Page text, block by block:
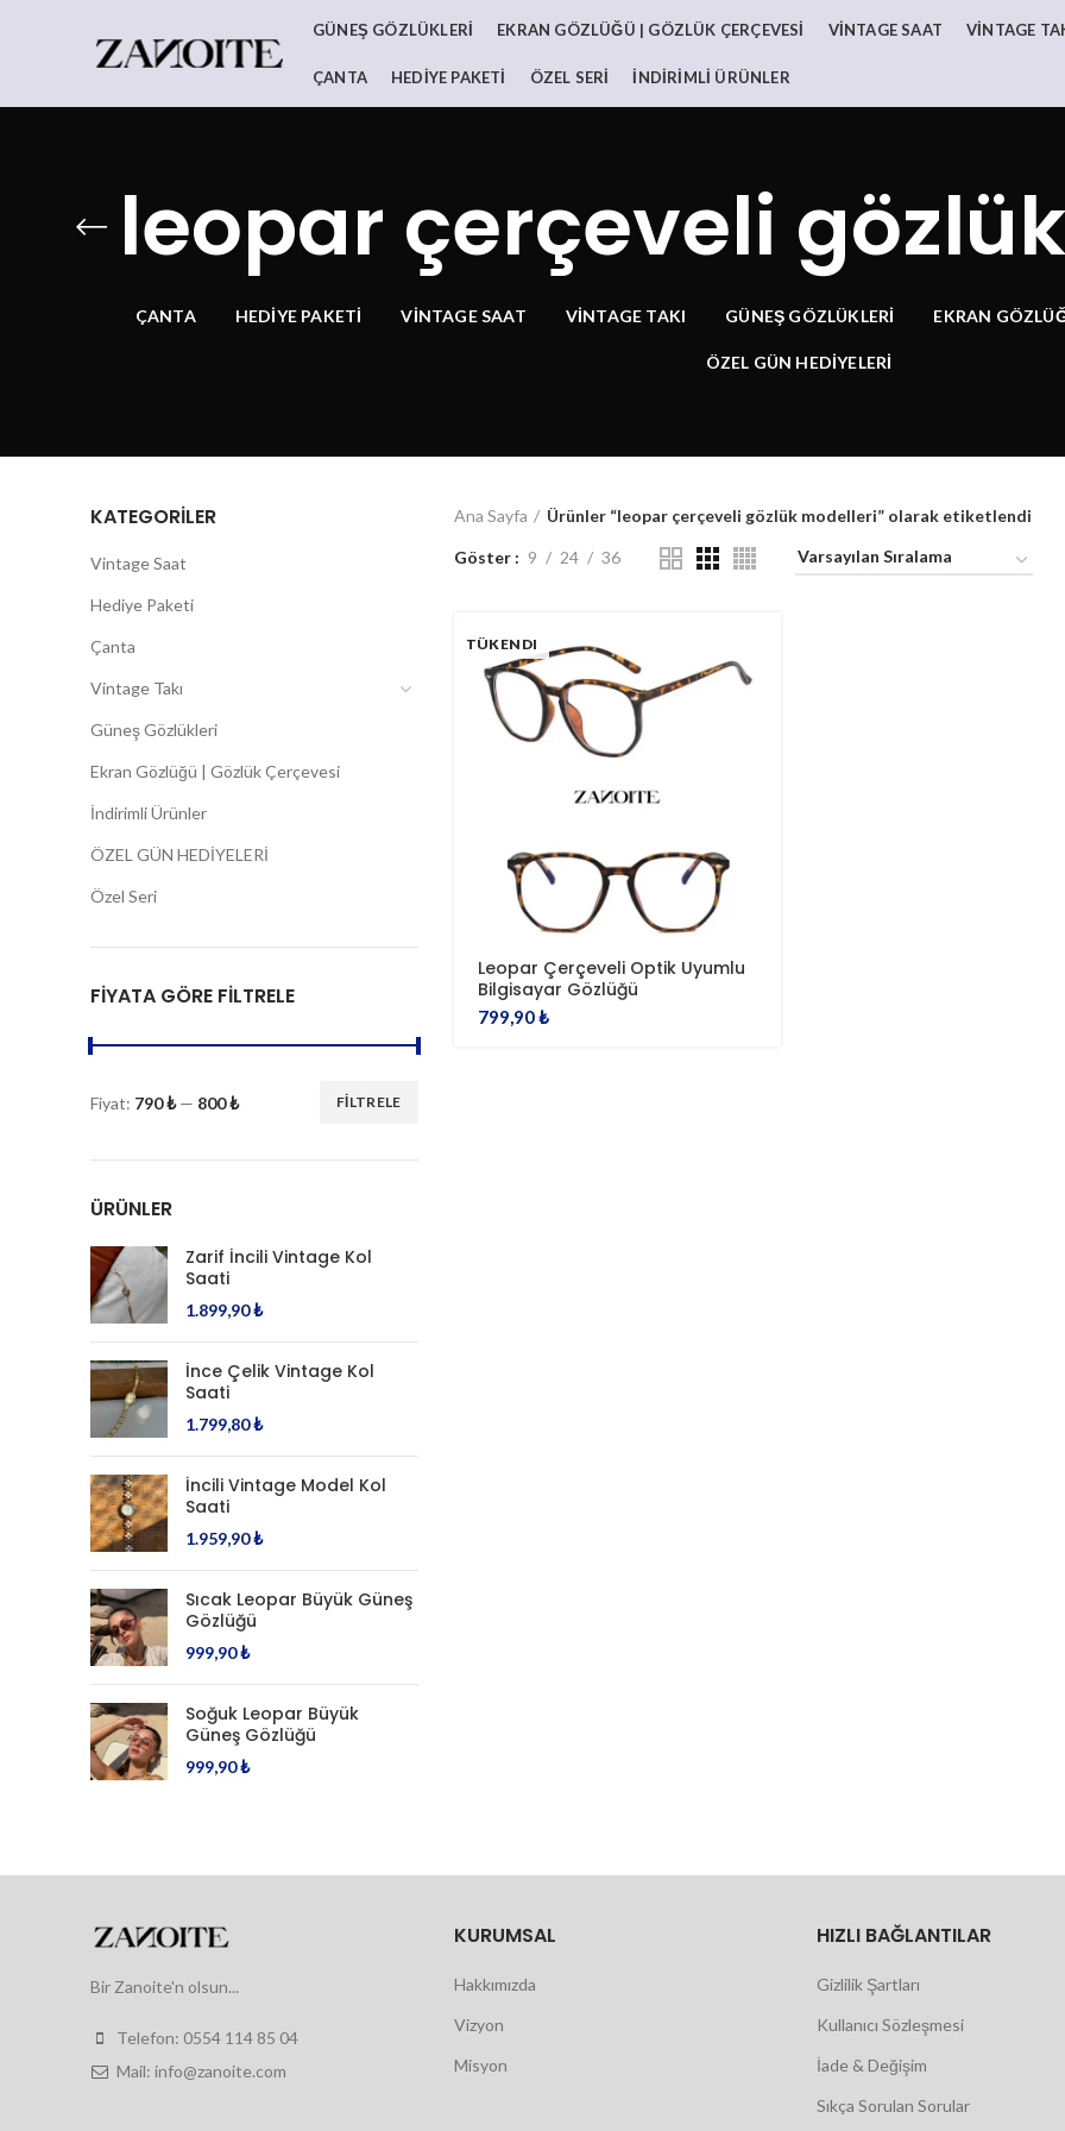
GÜNEŞ GÖZLÜKLERI EKRAN GÖZLÜĞÜ | GÖZLÜK ÇERÇEVESI VINTAGE SAAT VINTAGE
ÇANTA HEDIYE PAKETI ÖZEL SERI İNDIRIMLI ÜRÜNLER
leopar çerçeveli
ÇANTA HEDIYE PAKETI VINTAGE SAAT VINTAGE TAKI GÜNEŞ GÖZLÜKLERI EKRAN
ÖZEL GÜN HEDİYELERİ
Ana Sayfa Ürünler “leopar çerçeveli gözlük modelleri” olarak etiketlendi
Göster 9 24 36
TÜKENDI
Leopar Çerçeveli Optik Uyumlu
Bilgisayar Gözlüğü
799,90₺
KATEGORILER
Vintage Saat
Hediye Paketi
Çanta
Vintage Takı
Güneş Gözlükleri
Ekran Gözlüğü | Gözlük Çerçevesi
İndirimli Ürünler
ÖZEL GÜN HEDİYELERİ
Özel Seri
FIYATA GÖRE FILTRELE
En
fiyat
En
fiyat
FILTRELE
Fiyat: 790 ₺— 800 ₺
ÜRÜNLER
Zarif İncili Vintage Kol
Saati
1.899,90₺
İnce Çelik Vintage Kol
Saati
1.799,80₺
İncili Vintage Model Kol
Saati
1.959,90₺
Sıcak Leopar Büyük Güneş
Gözlüğü
999,90₺
Soğuk Leopar Büyük
Güneş Gözlüğü
999,90₺
Bir Zanoite'n olsun...
Telefon: 0554 114 85 04
Mail: info@zanoite.com
KURUMSAL
Hakkımızda
Vizyon
Misyon
HIZLI BAĞLANTILAR
Gizlilik Şartları
Kullanıcı Sözleşmesi
İade & Değişim
Sıkça Sorulan Sorular